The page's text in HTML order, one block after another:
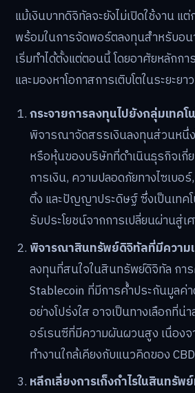
แม้เงินบาทดิจิทัลจะยังไม่เปิดใช้งาน แ
พร้อมในการจัดพอร์ตลงทุนสำหรับอ
เริ่มทำได้ตั้งแต่ตอนนี้ โดยอาศัยหลักกา
และมองหาโอกาสการเติบโตในระยะยาว
กระจายการลงทุนไปยังกลุ่มเทค
พิจารณาจัดสรรเงินลงทุนส่วนหนึ่
หรือหุ้นของบริษัทที่ดำเนินธุรกิจเกี่
การเงิน, ความปลอดภัยทางไซเบอ
ติ้ง และปัญญาประดิษฐ์ ซึ่งเป็นเทค
รับประโยชน์จากการเปลี่ยนผ่านสู่
พิจารณาสินทรัพย์ดิจิทัลที่มีความ
ลงทุนที่สนใจในสินทรัพย์ดิจิทัล กา
Stablecoin ที่มีการค้ำประกันมูลค่
อย่างโปร่งใส อาจเป็นทางเลือกที่น่
อร์เรนซีที่มีความผันผวนสูง เนื่อง
ทำงานใกล้เคียงกับแนวคิดของ
หลีกเลี่ยงการเก็งกำไรในสินทรั